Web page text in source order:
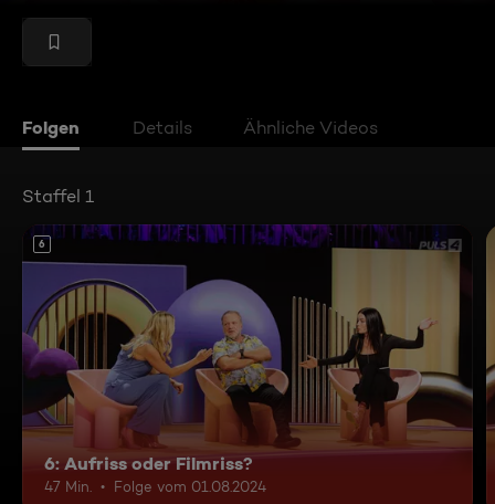
Folgen Details Ähnliche Videos
Staffel 1
6
6: Aufriss oder Filmriss?
47 Min. Folge vom 01.08.2024